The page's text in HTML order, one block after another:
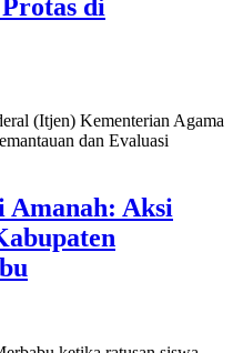
di
(Itjen) Kementerian Agama
dan Evaluasi
Amanah: Aksi